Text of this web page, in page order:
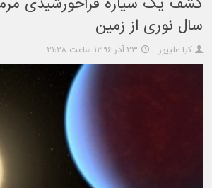
سال نوری از زمین
کیا علیپور ۲۳ آذر ۱۳۹۶ ساعت ۲۱:۲۸